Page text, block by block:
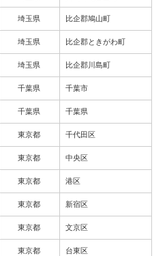
埼玉県 比企郡鳩山町
埼玉県 比企郡ときがわ町
埼玉県 比企郡川島町
千葉県 千葉市
千葉県 千葉県
東京都 千代田区
東京都 中央区
東京都 港区
東京都 新宿区
東京都 文京区
東京都 台東区